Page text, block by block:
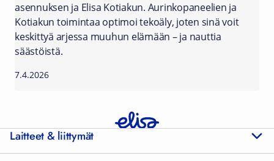
asennuksen ja Elisa Kotiakun. Aurinkopaneelien ja
Kotiakun toimintaa optimoi tekoäly, joten sinä voit
keskittyä arjessa muuhun elämään – ja nauttia
säästöistä.
7.4.2026
Laitteet & liittymät